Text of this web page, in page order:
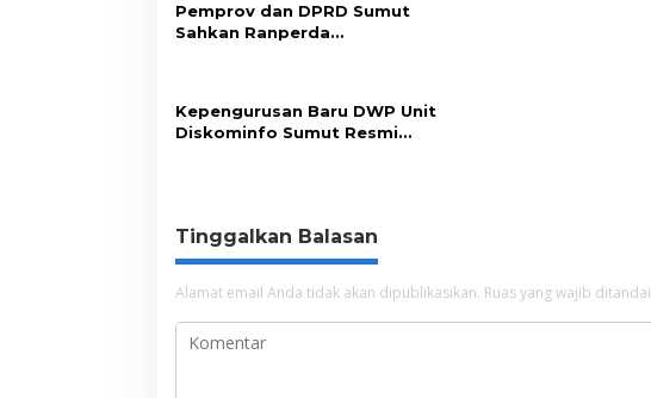
Pemprov dan DPRD Sumut
Sahkan Ranperda
Kepengurusan Baru DWP Unit
Diskominfo Sumut Resmi
Tinggalkan Balasan
Alamat email Anda tidak akan dipublikasikan. Ruas yang wajib ditandai